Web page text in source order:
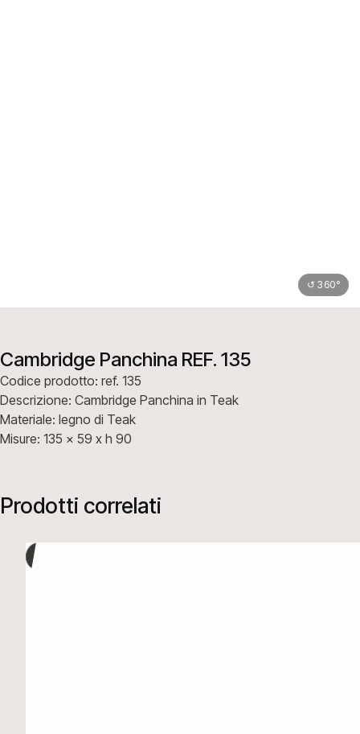
↺ 360°
Cambridge Panchina REF. 135
Codice prodotto: ref. 135
Descrizione: Cambridge Panchina in Teak
Materiale: legno di Teak
Misure: 135 x 59 x h 90
Prodotti correlati